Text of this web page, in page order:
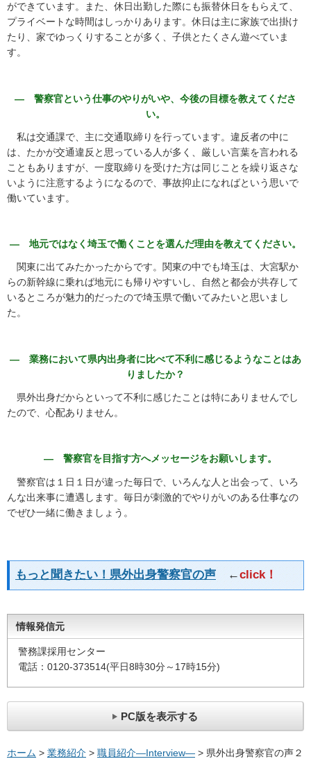
ができています。また、休日出勤した際にも振替休日をもらえて、
プライベートな時間はしっかりあります。休日は主に家族で出掛け
たり、家でゆっくりすることが多く、子供とたくさん遊べていま
す。
― 警察官という仕事のやりがいや、今後の目標を教えてくださ
い。
私は交通課で、主に交通取締りを行っています。違反者の中に
は、たかが交通違反と思っている人が多く、厳しい言葉を言われる
こともありますが、一度取締りを受けた方は同じことを繰り返さな
いように注意するようになるので、事故抑止になればという思いで
働いています。
― 地元ではなく埼玉で働くことを選んだ理由を教えてください。
関東に出てみたかったからです。関東の中でも埼玉は、大宮駅か
らの新幹線に乗れば地元にも帰りやすいし、自然と都会が共存して
いるところが魅力的だったので埼玉県で働いてみたいと思いまし
た。
― 業務において県内出身者に比べて不利に感じるようなことはあ
りましたか？
県外出身だからといって不利に感じたことは特にありませんでし
たので、心配ありません。
― 警察官を目指す方へメッセージをお願いします。
警察官は１日１日が違った毎日で、いろんな人と出会って、いろ
んな出来事に遭遇します。毎日が刺激的でやりがいのある仕事なの
でぜひ一緒に働きましょう。
もっと聞きたい！県外出身警察官の声 ←click！
情報発信元
警務課採用センター
電話：0120-373514(平日8時30分～17時15分)
PC版を表示する
ホーム > 業務紹介 > 職員紹介―Interview― > 県外出身警察官の声２